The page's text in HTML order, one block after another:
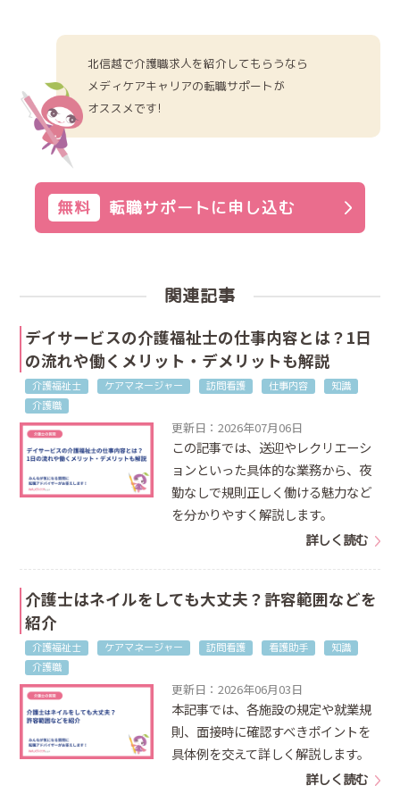
北信越で介護職求人を紹介してもらうなら
メディケアキャリアの転職サポートが
オススメです!
無料 転職サポートに申し込む
関連記事
デイサービスの介護福祉士の仕事内容とは？1日
の流れや働くメリット・デメリットも解説
介護福祉士 ケアマネージャー 訪問看護 仕事内容
知識
介護職
更新日：2026年07月06日
この記事では、送迎やレクリエーシ
ョンといった具体的な業務から、夜
勤なしで規則正しく働ける魅力など
を分かりやすく解説します。
詳しく読む
介護士はネイルをしても大丈夫？許容範囲などを
紹介
介護福祉士 ケアマネージャー 訪問看護 看護助手
知識
介護職
更新日：2026年06月03日
本記事では、各施設の規定や就業規
則、面接時に確認すべきポイントを
具体例を交えて詳しく解説します。
詳しく読む